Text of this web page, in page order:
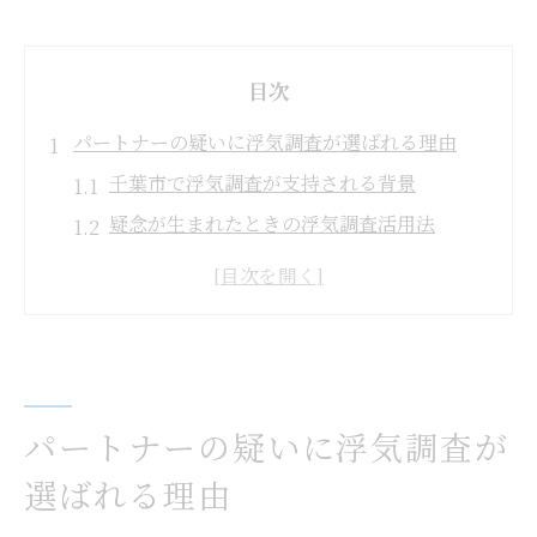
目次
パートナーの疑いに浮気調査が選ばれる理由
千葉市で浮気調査が支持される背景
疑念が生まれたときの浮気調査活用法
千葉県の浮気調査と他エリアの違い比較表
緑区における浮気調査の強み一覧
地域密着型の浮気調査が安心な理由
浮気調査で重視される信頼性とは
パートナーの疑いに浮気調査が
選ばれる理由